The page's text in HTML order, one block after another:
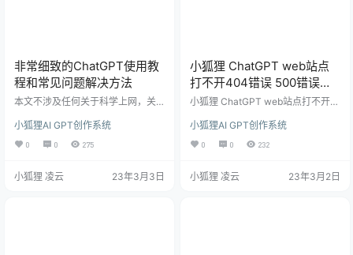
非常细致的ChatGPT使用教
程和常见问题解决方法
本文不涉及任何关于科学上网，关
子！ 切换好美、日、韩、新加坡或
欧洲除意大利的任意地区。 首先，
如果你是一个小白，建议先装一个
有道词典，接下来的操作会更加的
小狐狸AI GPT创作系统
0 0 275
小狐狸 凌云 23年3月3日
小狐狸 ChatGPT web站点
打不开404错误 500错误解
决方法和小程序审核问题
小狐狸 ChatGPT web站点打不开4
审核问题 站点打不开，出现404错
误，对照如下检查处理： 查看站点
后台web站点开关是否打开： web
点参数是否配置，配置是否正确，
小狐狸AI GPT创作系统
0 0 232
小狐狸 凌云 23年3月2日